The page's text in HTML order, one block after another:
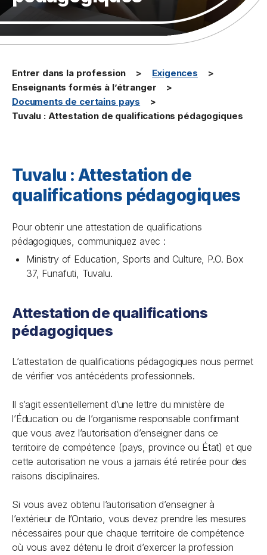
Entrer dans la profession
Exigences
Enseignants formés à l’étranger
Documents de certains pays
Tuvalu : Attestation de qualifications pédagogiques
Tuvalu : Attestation de
qualifications pédagogiques
Pour obtenir une attestation de qualifications
pédagogiques, communiquez avec :
Ministry of Education, Sports and Culture, P.O. Box
37, Funafuti, Tuvalu.
Attestation de qualifications
pédagogiques
L’attestation de qualifications pédagogiques nous permet
de vérifier vos antécédents professionnels.
Il s’agit essentiellement d’une lettre du ministère de
l’Éducation ou de l’organisme responsable confirmant
que vous avez l’autorisation d’enseigner dans ce
territoire de compétence (pays, province ou État) et que
cette autorisation ne vous a jamais été retirée pour des
raisons disciplinaires.
Si vous avez obtenu l’autorisation d’enseigner à
l’extérieur de l’Ontario, vous devez prendre les mesures
nécessaires pour que chaque territoire de compétence
où vous avez détenu le droit d’exercer la profession